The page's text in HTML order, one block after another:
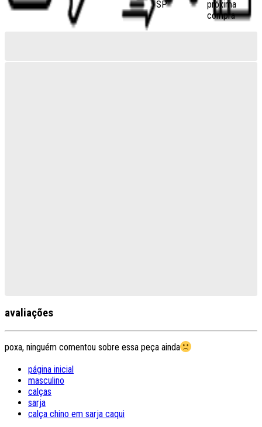
SP
próxima
compra
avaliações
poxa, ninguém comentou sobre essa peça ainda
página inicial
masculino
calças
sarja
calça chino em sarja caqui